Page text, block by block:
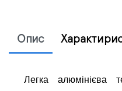
Опис
Легка алюмінієва